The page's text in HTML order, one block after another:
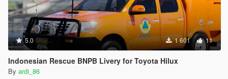
5.0 1 601 11
Indonesian Rescue BNPB Livery for Toyota Hilux
By ardi_86